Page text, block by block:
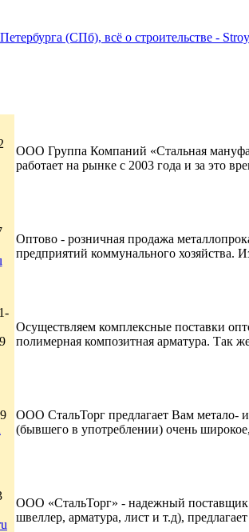
(СПб), всё о строительстве -
ООО Группа Компаний «Стальная
работает на рынке с 2003 года и за это
Оптово - розничная продажа
предприятий коммунального хозяйства.
Осуществляем комплексные поставки
полимерная композитная арматура. Так
ООО СтальТорг предлагает Вам метало-
(бывшего в употреблении) очень
ООО «СтальТорг» - надежный поставщик
швеллер, арматура, лист и т.д),